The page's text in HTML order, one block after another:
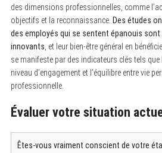
des dimensions professionnelles, comme
objectifs et la reconnaissance. Des études
des employés qui se sentent épanouis
innovants , et leur bien-être général en
se manifeste par des indicateurs clés tels
niveau d’engagement et l’équilibre entre vie
professionnelle.
Évaluer votre situation
Êtes-vous vraiment conscient de votre